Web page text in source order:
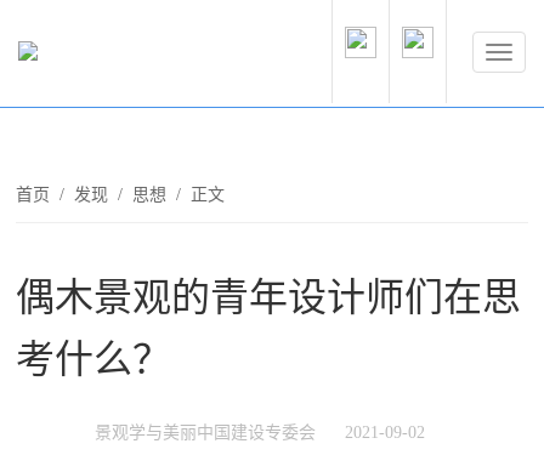
首页 /发现 / 思想 / 正文
偶木景观的青年设计师们在思
考什么？
景观学与美丽中国建设专委会
2021-09-02